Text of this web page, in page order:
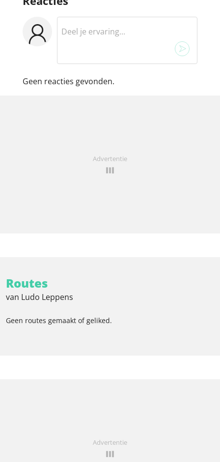
Geen reacties gevonden.
Advertentie
Routes
van Ludo Leppens
Geen routes gemaakt of geliked.
Advertentie